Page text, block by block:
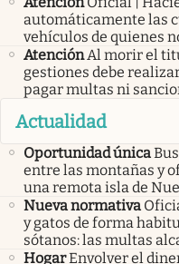
automáticamente las
vehículos de quienes
AtenciónAl morir el
gestiones debe
pagar multas ni
Actualidad
Oportunidad única
entre las montañas y
una remota isla de
Nueva normativa
y gatos de forma
sótanos: las multas
HogarEnvolver el